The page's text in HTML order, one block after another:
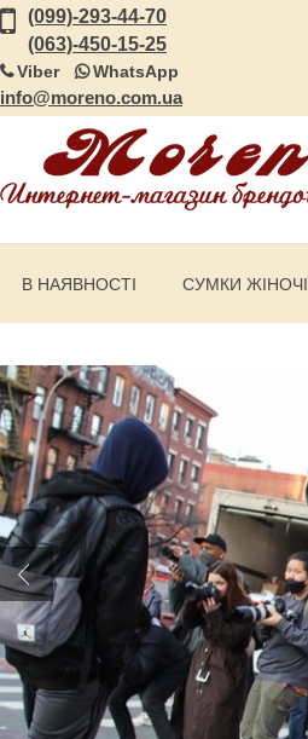
(099)-293-44-70
(063)-450-15-25
Viber WhatsApp
info@moreno.com.ua
В НАЯВНОСТІ СУМКИ ЖІНОЧІ